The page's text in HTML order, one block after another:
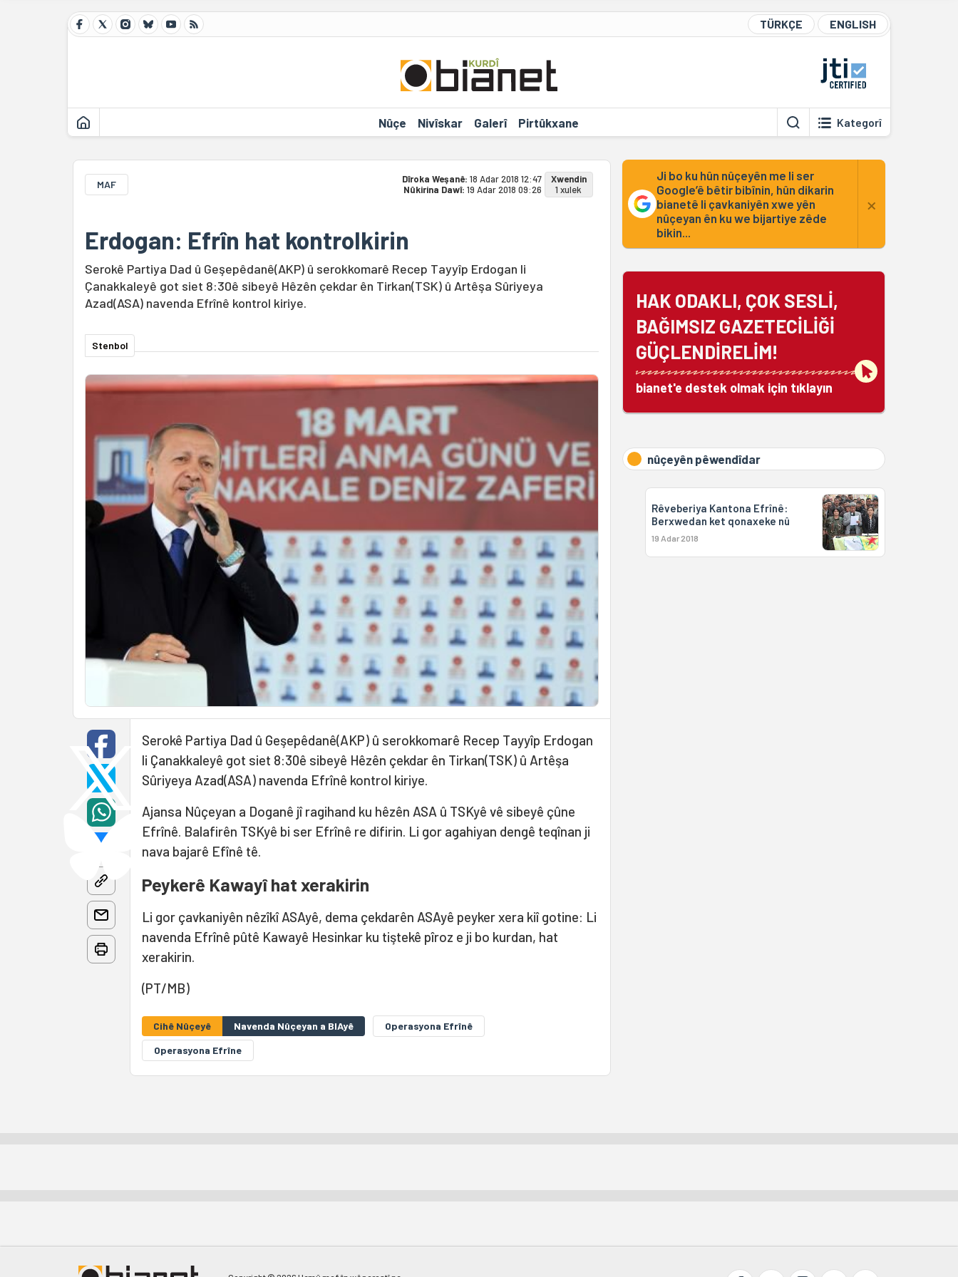
TÜRKÇE ENGLISH
Nûçe Nivîskar Galerî Pirtûkxane Kategorî
MAF Dîroka Weşanê: 18 Adar 2018 12:47
Nûkirina Dawî: 19 Adar 2018 09:26
Xwendin
1 xulek
Erdogan: Efrîn hat kontrolkirin
Serokê Partiya Dad û Geşepêdanê(AKP) û serokkomarê Recep Tayyîp Erdogan li
Çanakkaleyê got siet 8:30ê sibeyê Hêzên çekdar ên Tirkan(TSK) û Artêşa Sûriyeya
Azad(ASA) navenda Efrînê kontrol kiriye.
Stenbol
Serokê Partiya Dad û Geşepêdanê(AKP) û serokkomarê Recep Tayyîp Erdogan
li Çanakkaleyê got siet 8:30ê sibeyê Hêzên çekdar ên Tirkan(TSK) û Artêşa
Sûriyeya Azad(ASA) navenda Efrînê kontrol kiriye.
Ajansa Nûçeyan a Doganê jî ragihand ku hêzên ASA û TSKyê vê sibeyê çûne
Efrînê. Balafirên TSKyê bi ser Efrînê re difirin. Li gor agahiyan dengê teqînan ji
nava bajarê Efînê tê.
Peykerê Kawayî hat xerakirin
Li gor çavkaniyên nêzîkî ASAyê, dema çekdarên ASAyê peyker xera kiî gotine: Li
navenda Efrînê pûtê Kawayê Hesinkar ku tiştekê pîroz e ji bo kurdan, hat
xerakirin.
(PT/MB)
Cihê Nûçeyê Navenda Nûçeyan a BIAyê
Operasyona Efrînê
Operasyona Efrîne
Ji bo ku hûn nûçeyên me li ser
Google’ê bêtir bibînin, hûn dikarin
bianetê li çavkaniyên xwe yên
nûçeyan ên ku we bijartiye zêde
bikin...
×
HAK ODAKLI, ÇOK SESLİ,
BAĞIMSIZ GAZETECİLİĞİ
GÜÇLENDİRELİM!
bianet'e destek olmak için tıklayın
nûçeyên pêwendîdar
Rêveberiya Kantona Efrînê:
Berxwedan ket qonaxeke nû
19 Adar 2018